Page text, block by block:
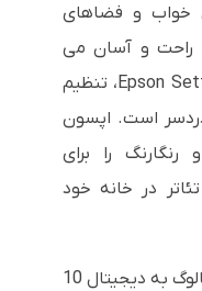
خواب و فضاهای
راحت و آسان می
کند. و با برنامه Epson Setting Assistant، تنظیم
دردسر است. اپسون
را برای
در خانه خود
LS650 دارای پردازش ویدیوی آنالوگ به دیجیتال 10